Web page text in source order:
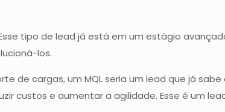
tipo de lead já está em um estágio
los.
de cargas, um MQL seria um lead que já
custos e aumentar a agilidade. Esse é um